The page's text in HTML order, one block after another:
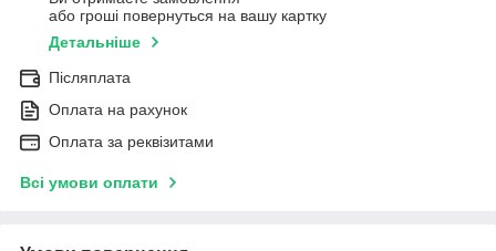
або гроші повернуться на вашу картку
Детальніше
Післяплата
Оплата на рахунок
Оплата за реквізитами
Всі умови оплати